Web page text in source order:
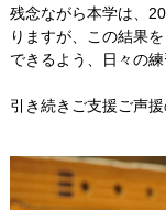
残念ながら本学は、
りますが、この結果
できるよう、日々の
引き続きご支援ご声